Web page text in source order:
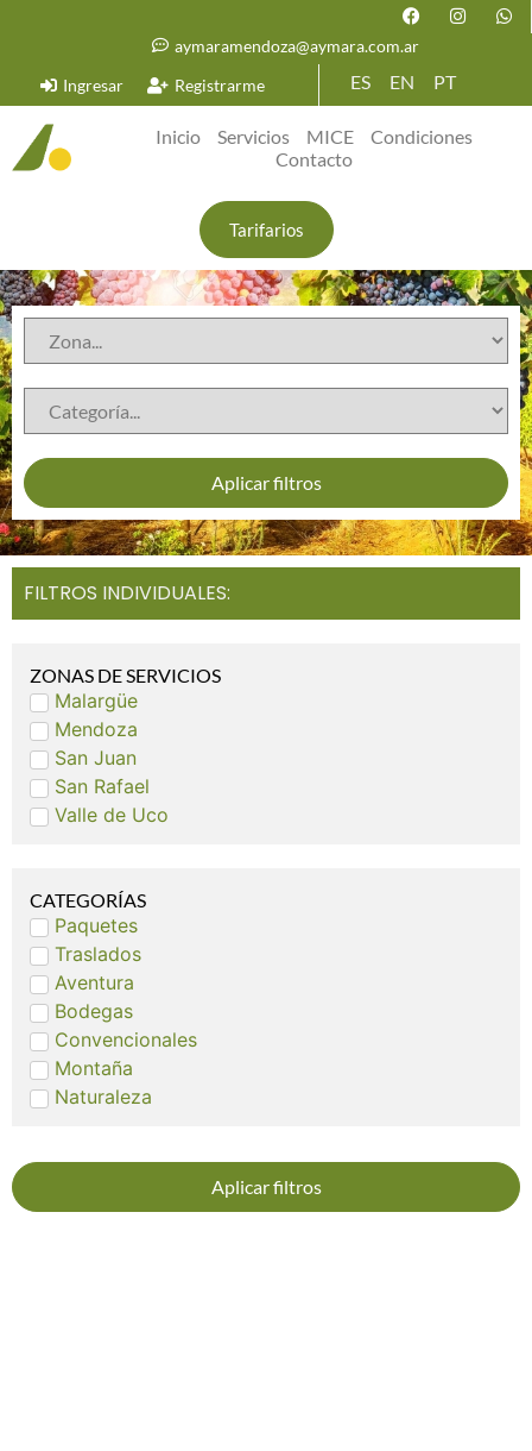
aymaramendoza@aymara.com.ar
Ingresar
Registrarme ES EN PT
Inicio Servicios MICE
Condiciones
Contacto
Tarifarios
Aplicar filtros
FILTROS INDIVIDUALES:
ZONAS DE SERVICIOS
Malargüe
Mendoza
San Juan
San Rafael
Valle de Uco
CATEGORÍAS
Paquetes
Traslados
Aventura
Bodegas
Convencionales
Montaña
Naturaleza
Aplicar filtros